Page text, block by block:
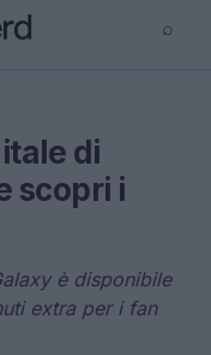
⌕
di
scopri i
è disponibile
extra per i fan